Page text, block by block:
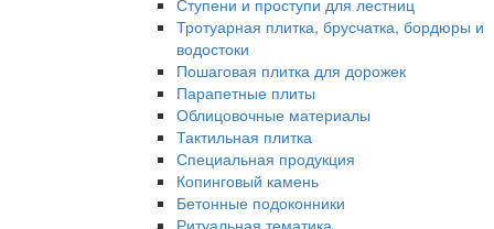
Ступени и проступи для лестниц
Тротуарная плитка, брусчатка, бордюры и
водостоки
Пошаговая плитка для дорожек
Парапетные плиты
Облицовочные материалы
Тактильная плитка
Специальная продукция
Копинговый камень
Бетонные подоконники
Ритуальная тематика